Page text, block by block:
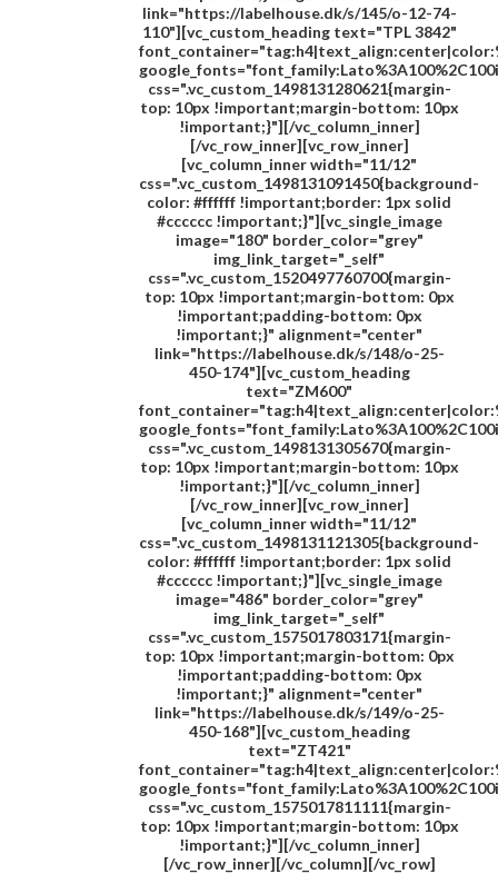
link="https://labelhouse.dk/s/145/o-12-74-
110"][vc_custom_heading text="TPL 3842"
css=".vc_custom_1498131280621{margin-
top: 10px !important;margin-bottom: 10px
!important;}"][/vc_column_inner]
[/vc_row_inner][vc_row_inner]
[vc_column_inner width="11/12"
css=".vc_custom_1498131091450{background-
color: #ffffff !important;border: 1px solid
#cccccc !important;}"][vc_single_image
image="180" border_color="grey"
img_link_target="_self"
css=".vc_custom_1520497760700{margin-
top: 10px !important;margin-bottom: 0px
!important;padding-bottom: 0px
!important;}" alignment="center"
link="https://labelhouse.dk/s/148/o-25-
450-174"][vc_custom_heading
text="ZM600"
css=".vc_custom_1498131305670{margin-
top: 10px !important;margin-bottom: 10px
!important;}"][/vc_column_inner]
[/vc_row_inner][vc_row_inner]
[vc_column_inner width="11/12"
css=".vc_custom_1498131121305{background-
color: #ffffff !important;border: 1px solid
#cccccc !important;}"][vc_single_image
image="486" border_color="grey"
img_link_target="_self"
css=".vc_custom_1575017803171{margin-
top: 10px !important;margin-bottom: 0px
!important;padding-bottom: 0px
!important;}" alignment="center"
link="https://labelhouse.dk/s/149/o-25-
450-168"][vc_custom_heading
text="ZT421"
css=".vc_custom_1575017811111{margin-
top: 10px !important;margin-bottom: 10px
!important;}"][/vc_column_inner]
[/vc_row_inner][/vc_column][/vc_row]